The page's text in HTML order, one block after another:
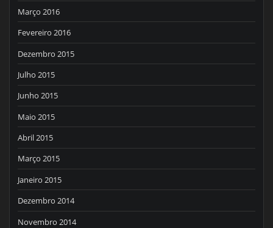
Março 2016
Fevereiro 2016
Dezembro 2015
Julho 2015
Junho 2015
Maio 2015
Abril 2015
Março 2015
Janeiro 2015
Dezembro 2014
Novembro 2014